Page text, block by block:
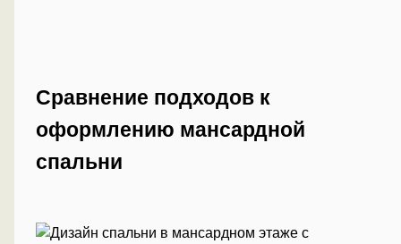
Сравнение подходов к
оформлению мансардной
спальни